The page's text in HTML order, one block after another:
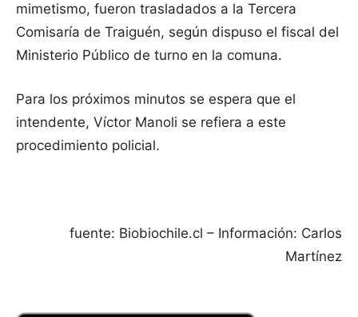
mimetismo, fueron trasladados a la Tercera
Comisaría de Traiguén, según dispuso el fiscal del
Ministerio Público de turno en la comuna.
Para los próximos minutos se espera que el
intendente, Víctor Manoli se refiera a este
procedimiento policial.
fuente: Biobiochile.cl – Información: Carlos
Martínez